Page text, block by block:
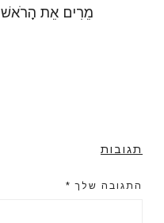
מֵרִים אֵת הָרֹאשׁ
תגובות
התגובה שלך *